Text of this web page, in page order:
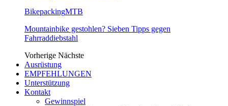
BikepackingMTB
Mountainbike gestohlen? Sieben Tipps gegen
Fahrraddiebstahl
Vorherige Nächste
Ausrüstung
EMPFEHLUNGEN
Unterstützung
Kontakt
Gewinnspiel